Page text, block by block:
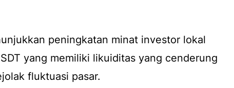
peningkatan minat investor lokal
yang memiliki likuiditas yang cenderung
fluktuasi pasar.